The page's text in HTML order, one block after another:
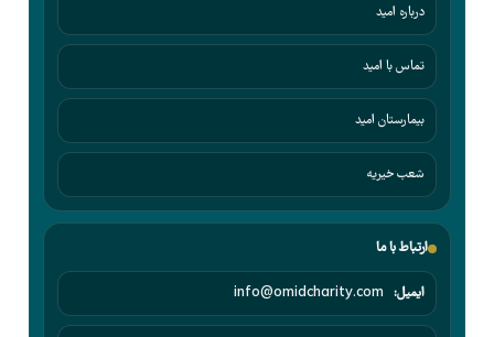
درباره امید
تماس با امید
بیمارستان امید
شعب خیریه
ارتباط با ما
ایمیل: info@omidcharity.com